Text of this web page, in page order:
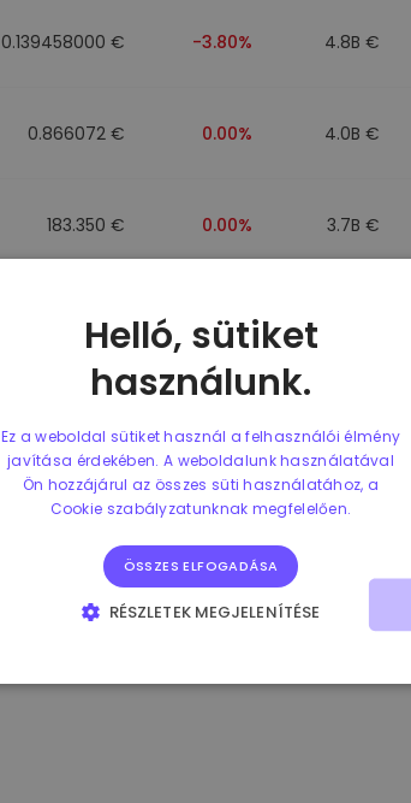
0.139458000 € -3.80% 4.8B €
0.866072 € 0.00% 4.0B €
183.350 € 0.00% 3.7B €
0.00%
0.865673 € -0.10% 3.4B €
Helló, sütiket
használunk.
Ez a weboldal sütiket használ a felhasználói élmény
javítása érdekében. A weboldalunk használatával
Ön hozzájárul az összes süti használatához, a
Cookie szabályzatunknak megfelelően.
ÖSSZES ELFOGADÁSA
RÉSZLETEK MEGJELENÍTÉSE